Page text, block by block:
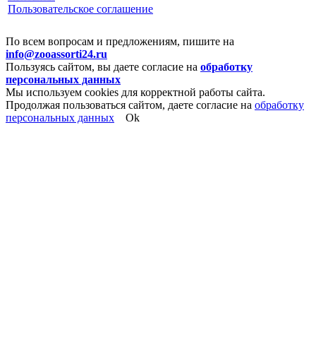
Пользовательское соглашение
По всем вопросам и предложениям, пишите на
info@zooassorti24.ru
Пользуясь сайтом, вы даете согласие на обработку
персональных данных
Мы используем cookies для корректной работы сайта.
Продолжая пользоваться сайтом, даете согласие на обработку
персональных данных
Ok